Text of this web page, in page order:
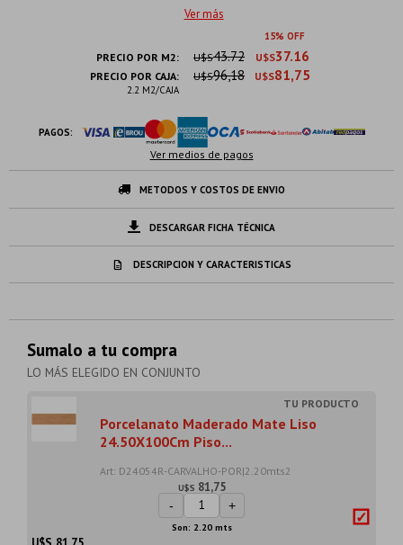
Ver más
15
PRECIO POR M2: U$S37.16
U$S43.72
PRECIO POR CAJA:
2.2 M2/CAJA
U$S81,75
U$S96,18
PAGOS:
Ver medios de pagos
METODOS Y COSTOS DE ENVIO
DESCARGAR FICHA TÉCNICA
DESCRIPCION Y CARACTERISTICAS
Sumalo a tu compra
LO MÁS ELEGIDO EN CONJUNTO
Porcelanato Maderado Mate Liso
24.50X100Cm Piso...
Art: D24054R-CARVALHO-POR|2.20mts2
U$S 81,75
- +
Son: 2.20 mts